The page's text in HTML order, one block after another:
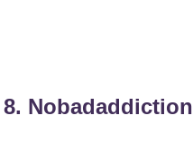
8. Nobadaddiction